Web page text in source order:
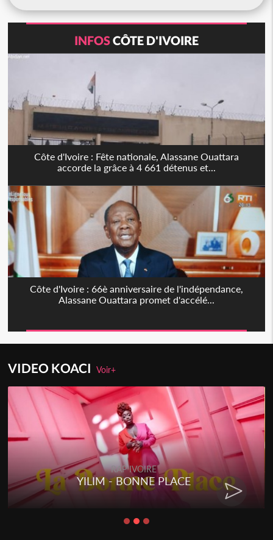
INFOSCÔTE D'IVOIRE
Côte d'Ivoire : Fête nationale, Alassane Ouattara
accorde la grâce à 4 661 détenus et...
Côte d'Ivoire : 66è anniversaire de l'indépendance,
Alassane Ouattara promet d'accélé...
VIDEO KOACIVoir+
RAP IVOIRE
YILIM - BONNE PLACE